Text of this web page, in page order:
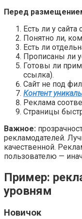
Перед
Есть ли у
Понятно ли,
Есть ли
Прописаны ли
Готовы ли
ссылка).
Сайт не под
Контент
Реклама
Страницы
Важное:
рекламодателей.
качественной.
пользователю —
Пример:
уровням
Новичок